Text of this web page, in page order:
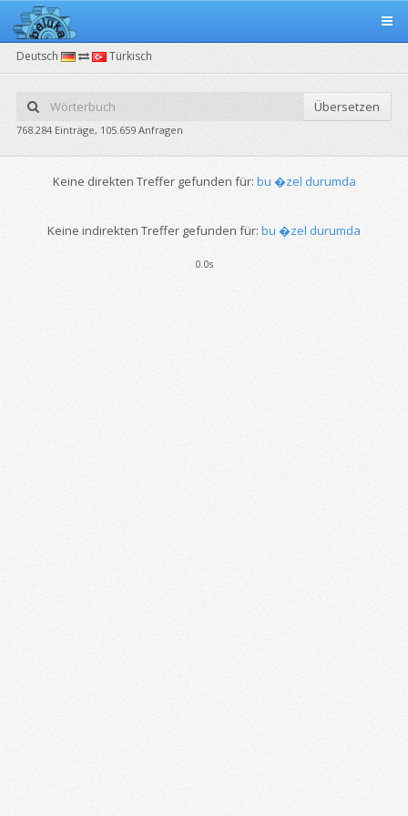
Deutsch Türkisch
Übersetzen
768.284 Einträge, 105.659 Anfragen
Keine direkten Treffer gefunden für: bu �zel durumda
Keine indirekten Treffer gefunden für: bu �zel durumda
0.0s